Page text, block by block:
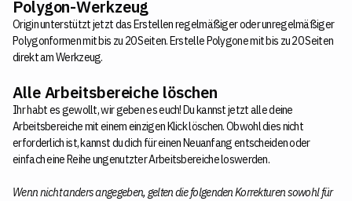
Polygon-Werkzeug
Origin unterstützt jetzt das Erstellen regelmäßiger oder unregelmäßiger
Polygonformen mit bis zu 20 Seiten. Erstelle Polygone mit bis zu 20 Seiten
direkt am Werkzeug.
Alle Arbeitsbereiche löschen
Ihr habt es gewollt, wir geben es euch! Du kannst jetzt alle deine
Arbeitsbereiche mit einem einzigen Klick löschen. Obwohl dies nicht
erforderlich ist, kannst du dich für einen Neuanfang entscheiden oder
einfach eine Reihe ungenutzter Arbeitsbereiche loswerden.
Wenn nicht anders angegeben, gelten die folgenden Korrekturen sowohl für